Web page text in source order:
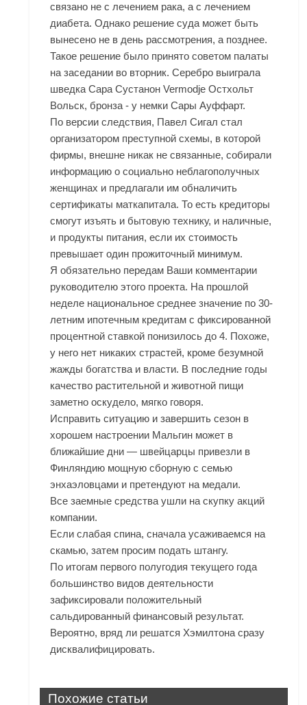
связано не с лечением рака, а с лечением
диабета. Однако решение суда может быть
вынесено не в день рассмотрения, а позднее.
Такое решение было принято советом палаты
на заседании во вторник. Серебро выиграла
шведка СараСустанон Vermodje Остхольт
Вольск, бронза - у немки Сары Ауффарт.
По версии следствия, Павел Сигал стал
организатором преступной схемы, в которой
фирмы, внешне никак не связанные, собирали
информацию о социально неблагополучных
женщинах и предлагали им обналичить
сертификаты маткапитала. То есть кредиторы
смогут изъять и бытовую технику, и наличные,
и продукты питания, если их стоимость
превышает один прожиточный минимум.
Я обязательно передам Ваши комментарии
руководителю этого проекта. На прошлой
неделе национальное среднее значение по 30-
летним ипотечным кредитам с фиксированной
процентной ставкой понизилось до 4. Похоже,
у него нет никаких страстей, кроме безумной
жажды богатства и власти. В последние годы
качество растительной и животной пищи
заметно оскудело, мягко говоря.
Исправить ситуацию и завершить сезон в
хорошем настроении Мальгин может в
ближайшие дни — швейцарцы привезли в
Финляндию мощную сборную с семью
энхаэловцами и претендуют на медали.
Все заемные средства ушли на скупку акций
компании.
Если слабая спина, сначала усаживаемся на
скамью, затем просим подать штангу.
По итогам первого полугодия текущего года
большинство видов деятельности
зафиксировали положительный
сальдированный финансовый результат.
Вероятно, вряд ли решатся Хэмилтона сразу
дисквалифицировать.
Похожие статьи